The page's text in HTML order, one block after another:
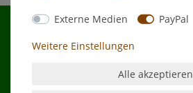
Externe Medien PayPal
Weitere Einstellungen
Alle akzeptieren